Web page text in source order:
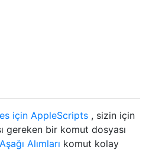
için AppleScripts , sizin için
gereken bir komut dosyası
Alımları komut kolay